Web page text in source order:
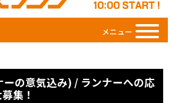
メニュー
ーの意気込み) / ランナーへの応
集！